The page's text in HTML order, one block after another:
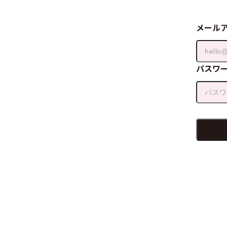
メール
パスワ